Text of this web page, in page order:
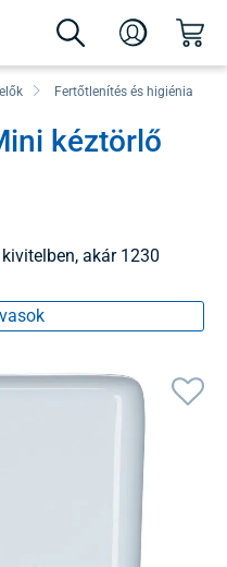
Fertőtlenítés és higiénia
kéztörlő
akár 1230